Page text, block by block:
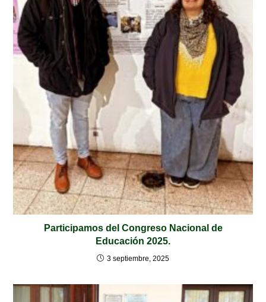
Participamos del Congreso Nacional de
Educación 2025.
3 septiembre, 2025